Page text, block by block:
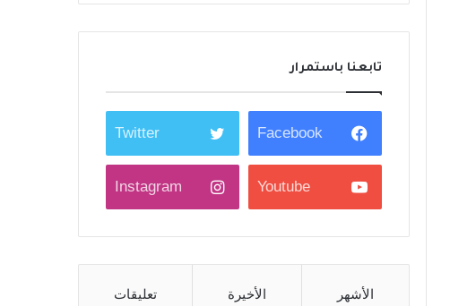
تابعنا باستمرار
Facebook
Twitter
Youtube
Instagram
الأشهر الأخيرة تعليقات